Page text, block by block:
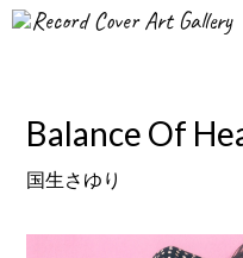
Record Cover Art Gallery
Balance Of
国生さゆり